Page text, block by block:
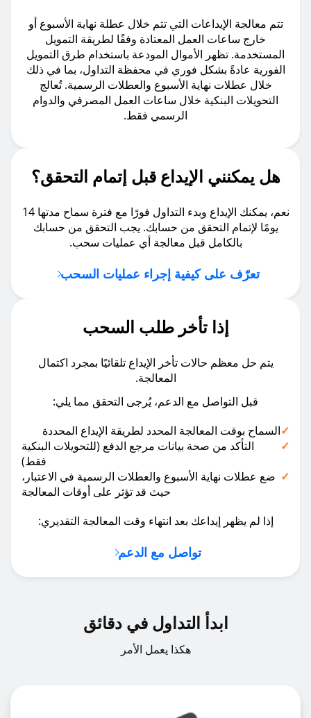
تتم معالجة الإيداعات التي تتم خلال عطلة نهاية الأسبوع أو
خارج ساعات العمل المعتادة وفقًا لطريقة التمويل
المستخدمة. تظهر الأموال المودعة باستخدام طرق التمويل
الفورية عادةً بشكل فوري في محفظة التداول، بما في ذلك
خلال عطلات نهاية الأسبوع والعطلات الرسمية. تُعالج
التحويلات البنكية خلال ساعات العمل المصرفي والدوام
الرسمي فقط.
هل يمكنني الإيداع قبل إتمام التحقق؟
نعم، يمكنك الإيداع وبدء التداول فورًا مع فترة سماح مدتها 14
يومًا لإتمام التحقق من حسابك. يجب التحقق من حسابك
بالكامل قبل معالجة أي عمليات سحب.
تعرّف على كيفية إجراء عمليات السحب
إذا تأخر طلب السحب
يتم حل معظم حالات تأخر الإيداع تلقائيًا بمجرد اكتمال
المعالجة.
قبل التواصل مع الدعم، يُرجى التحقق مما يلي:
✓السماح بوقت المعالجة المحدد لطريقة الإيداع المحددة
✓
التأكد من صحة بيانات مرجع الدفع (للتحويلات البنكية
فقط)
✓ ضع عطلات نهاية الأسبوع والعطلات الرسمية في الاعتبار،
حيث قد تؤثر على أوقات المعالجة
إذا لم يظهر إيداعك بعد انتهاء وقت المعالجة التقديري:
تواصل مع الدعم
ابدأ التداول في دقائق
هكذا يعمل الأمر